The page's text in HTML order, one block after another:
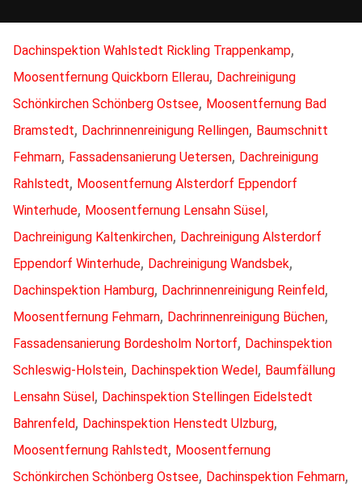
Dachinspektion Wahlstedt Rickling Trappenkamp,
Moosentfernung Quickborn Ellerau, Dachreinigung
Schönkirchen Schönberg Ostsee, Moosentfernung Bad
Bramstedt, Dachrinnenreinigung Rellingen, Baumschnitt
Fehmarn, Fassadensanierung Uetersen, Dachreinigung
Rahlstedt, Moosentfernung Alsterdorf Eppendorf
Winterhude, Moosentfernung Lensahn Süsel,
Dachreinigung Kaltenkirchen, Dachreinigung Alsterdorf
Eppendorf Winterhude, Dachreinigung Wandsbek,
Dachinspektion Hamburg, Dachrinnenreinigung Reinfeld,
Moosentfernung Fehmarn, Dachrinnenreinigung Büchen,
Fassadensanierung Bordesholm Nortorf, Dachinspektion
Schleswig-Holstein, Dachinspektion Wedel, Baumfällung
Lensahn Süsel, Dachinspektion Stellingen Eidelstedt
Bahrenfeld, Dachinspektion Henstedt Ulzburg,
Moosentfernung Rahlstedt, Moosentfernung
Schönkirchen Schönberg Ostsee, Dachinspektion Fehmarn,